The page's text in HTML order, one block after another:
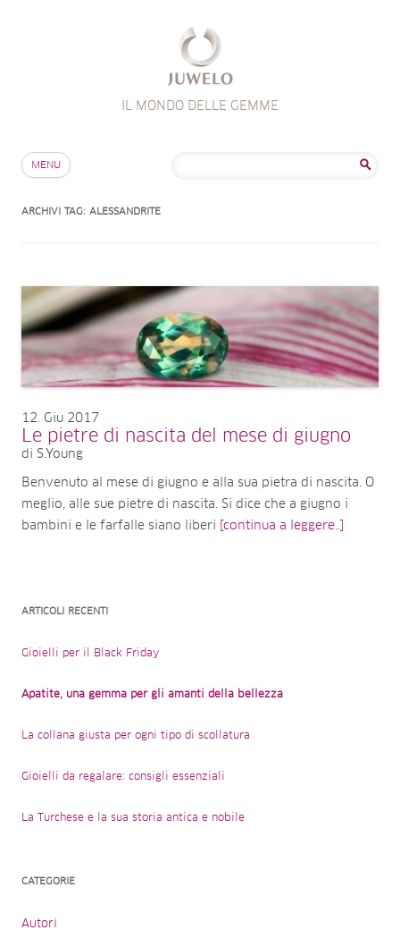
IL MONDO DELLE GEMME
MENU
ARCHIVI TAG: ALESSANDRITE
12 Giu 2017
Le pietre di nascita del mese di giugno
di S.Young
Benvenuto al mese di giugno e alla sua pietra di nascita. O
meglio, alle sue pietre di nascita. Si dice che a giugno i
bambini e le farfalle siano liberi
[continua a leggere..]
ARTICOLI RECENTI
Gioielli per il Black Friday
Apatite, una gemma per gli amanti della bellezza
La collana giusta per ogni tipo di scollatura
Gioielli da regalare: consigli essenziali
La Turchese e la sua storia antica e nobile
CATEGORIE
Autori